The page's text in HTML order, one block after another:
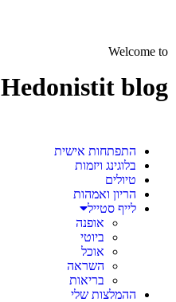
Welcome to
Hedonistit blog
התפתחות אישית
בלוגינג ויזמות
טיולים
הריון ואמהות
לייף סטייל
אופנה
ביוטי
אוכל
השראה
בריאות
ההמלצות שלי